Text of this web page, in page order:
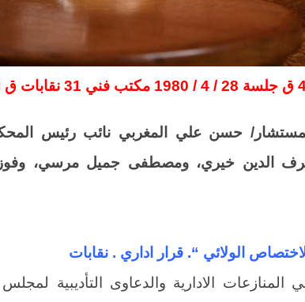
حسن علي المغربي نائب رئيس
الدين خيري، ومصطفى جميل مرسي،
المنازعات الادارية والدعاوى التأديبية